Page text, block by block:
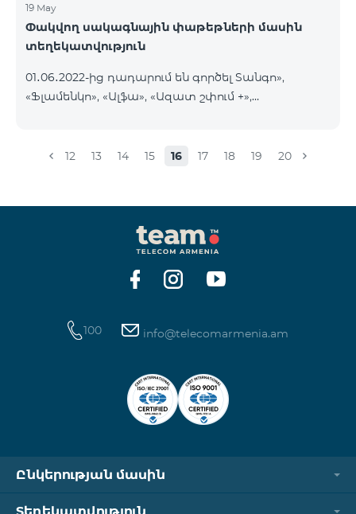
երկարացման հնարավորությունը: Ինչպես նաև
դադարեցվում է «Սիրելի համարներ»
ծառայության նոր միացումները և գործողությունը։
19 May
Փակվող սակագնային փաթեթների մասին
տեղեկատվություն
01․06․2022-ից դադարում են գործել Տանգո»,
«Ֆլամենկո», «Ալֆա», «Ազատ շփում +»,
Նշված փաթեթների գործող բաժանորդները
Հին Սակագնային փաթեթ Նոր Սակագնային
12 13 14 15 16 17 18 19 20
100 info@telecomarmenia.am
Ընկերության մասին